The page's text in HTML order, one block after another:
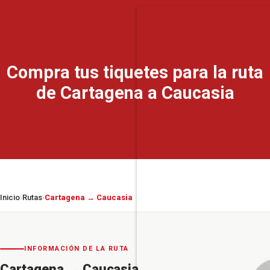
Compra tus tiquetes para la ruta
de Cartagena a Caucasia
Inicio›Rutas›Cartagena → Caucasia
INFORMACIÓN DE LA RUTA